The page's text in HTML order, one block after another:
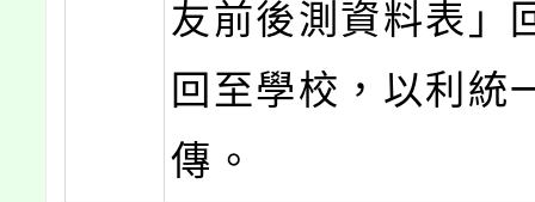
友前後測資料表」
回至學校，以利統
傳。